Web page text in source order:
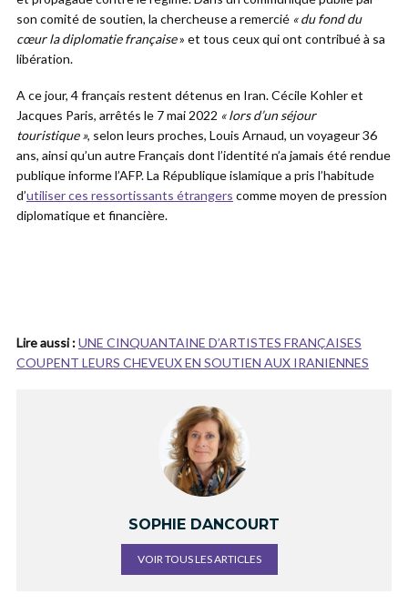
son comité de soutien, la chercheuse a remercié « du fond du
cœur la diplomatie française» et tous ceux qui ont contribué à sa
libération.
A ce jour, 4 français restent détenus en Iran. Cécile Kohler et
Jacques Paris, arrêtés le 7 mai 2022 « lors d’un séjour
touristique », selon leurs proches, Louis Arnaud, un voyageur 36
ans, ainsi qu’un autre Français dont l’identité n’a jamais été rendue
publique informe l’AFP. La République islamique a pris l’habitude
d’utiliser ces ressortissants étrangers comme moyen de pression
diplomatique et financière.
Lire aussi :UNE CINQUANTAINE D’ARTISTES FRANÇAISES
COUPENT LEURS CHEVEUX EN SOUTIEN AUX IRANIENNES
SOPHIE DANCOURT
VOIR TOUS LES ARTICLES